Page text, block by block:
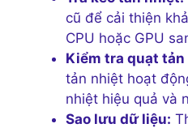
cũ để cải thiện
CPU hoặc GPU
Kiểm tra quạt
tản nhiệt hoạt
nhiệt hiệu quả và
Sao lưu dữ liệu: